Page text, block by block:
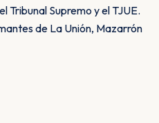
Tribunal Supremo y el TJUE.
de La Unión, Mazarrón